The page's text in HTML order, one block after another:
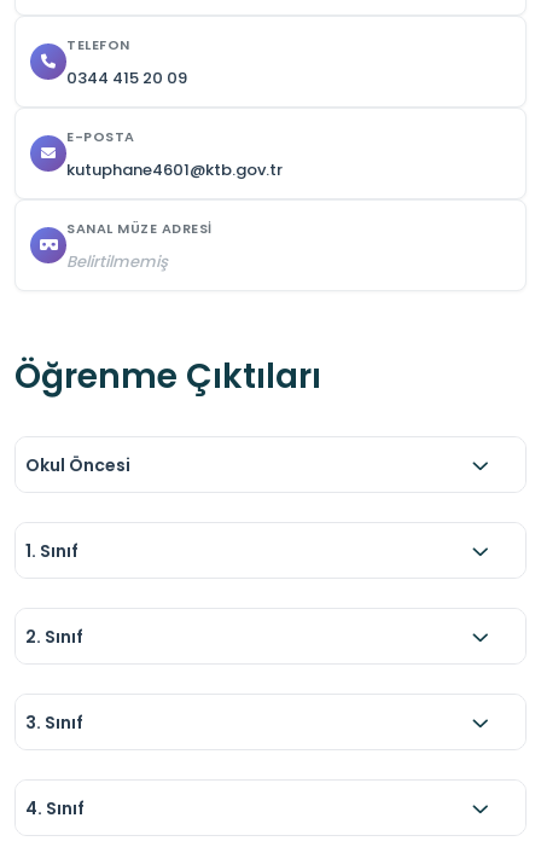
gerekebilir; bu işlem genellikle kimlik ile yapılır.
TELEFON
0344 415 20 09
E-POSTA
kutuphane4601@ktb.gov.tr
SANAL MÜZE ADRESI
Belirtilmemiş
Öğrenme Çıktıları
Okul Öncesi
1. Sınıf
2. Sınıf
3. Sınıf
4. Sınıf